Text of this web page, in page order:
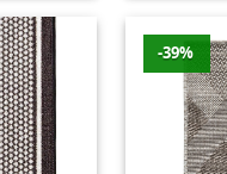
-39%